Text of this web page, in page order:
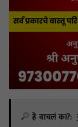
हे वाचलं का?: